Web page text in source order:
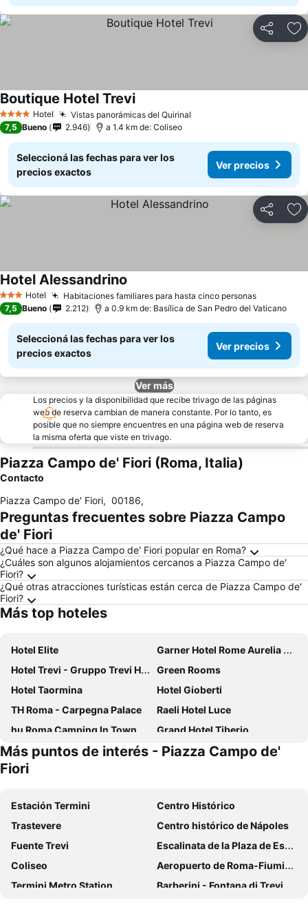
Compartir
4 EstrellasHotel Vistas panorámicas del Quirinal
Boutique Hotel Trevi
7,5 Bueno 2.946 a 1.4 km de: Coliseo
Seleccioná las fechas para ver los
precios exactos
Ver precios
Compartir
3 Estrellas
Hotel Habitaciones familiares para hasta cinco personas
Hotel Alessandrino
7,5 Bueno 2.212 a 0.9 km de: Basílica de San Pedro del Vaticano
Seleccioná las fechas para ver los
precios exactos
Ver precios
Ver más
Los precios y la disponibilidad que recibe trivago de las páginas
web de reserva cambian de manera constante. Por lo tanto, es
posible que no siempre encuentres en una página web de reserva
la misma oferta que viste en trivago.
Piazza Campo de' Fiori (Roma, Italia)
Contacto
Piazza Campo de' Fiori, 00186,
Preguntas frecuentes sobre Piazza Campo
de' Fiori
¿Qué hace a Piazza Campo de' Fiori popular en Roma?
¿Cuáles son algunos alojamientos cercanos a Piazza Campo de'
Fiori?
¿Qué otras atracciones turísticas están cerca de Piazza Campo de'
Fiori?
Más top hoteles
Hotel Elite
Garner Hotel Rome Aurelia By Ihg
Hotel Trevi - Gruppo Trevi Hotels
Green Rooms
Hotel Taormina
Hotel Gioberti
TH Roma - Carpegna Palace
Raeli Hotel Luce
hu Roma Camping In Town
Grand Hotel Tiberio
Hotel Accademia
Hotel Fontana
Hotel California
Hotel Roma Tor Vergata
Hotel Napoleon
Fenix Hotel
Monti Palace Hotel
Romoli Hotel
Hotel Villa Rosa
Cressy
Hotel Best Roma
Hotel Regina Giovanna
Hotel Philia
Más puntos de interés - Piazza Campo de'
Fiori
Estación Termini
Centro Histórico
Trastevere
Centro histórico de Nápoles
Fuente Trevi
Escalinata de la Plaza de España y Plaza de España
Coliseo
Aeropuerto de Roma-Fiumicino
Termini Metro Station
Barberini - Fontana di Trevi Metro Station